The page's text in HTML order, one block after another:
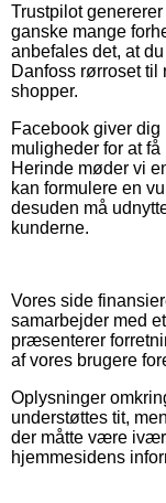
Trustpilot
ganske mange
anbefales det, at
Danfoss rørroset til
shopper.
Facebook giver
muligheder for at
Herinde møder vi
kan formulere en
desuden må
kunderne.
Vores side
samarbejder med
præsenterer
af vores brugere
Oplysninger
understøttes tit,
der måtte være
hjemmesidens